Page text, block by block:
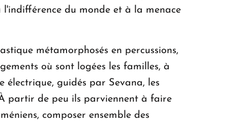
du monde et à la menace
métamorphosés en percussions,
où sont logées les familles, à
électrique, guidés par Sevana, les
partir de peu ils parviennent à faire
composer ensemble des